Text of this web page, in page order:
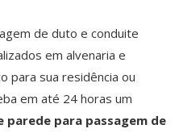
de duto e conduite
em alvenaria e
para sua residência ou
em até 24 horas um
para passagem de